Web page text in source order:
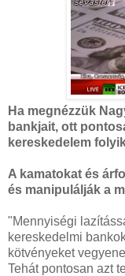
Ha megnézzük
bankjait, ott
kereskedelem
A kamatokat és
és manipulálják a
"Mennyiségi
kereskedelmi
kötvényeket
Tehát pontosan azt